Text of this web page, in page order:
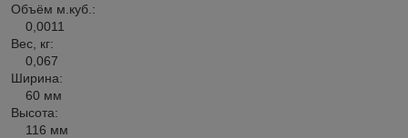
Объём м.куб.:
0,0011
Вес, кг:
0,067
Ширина:
60 мм
Высота:
116 мм